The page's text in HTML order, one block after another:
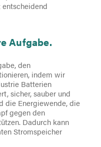
Aufgabe.
den
indem wir
Batterien
sicher, sauber und
die Energiewende, die
gegen den
Dadurch kann
Stromspeicher